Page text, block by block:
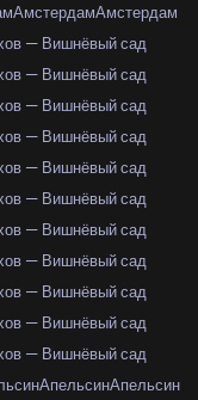
АмстердамАмстердам
— Вишнёвый сад
— Вишнёвый сад
— Вишнёвый сад
— Вишнёвый сад
— Вишнёвый сад
— Вишнёвый сад
— Вишнёвый сад
— Вишнёвый сад
— Вишнёвый сад
— Вишнёвый сад
— Вишнёвый сад
АпельсинАпельсин